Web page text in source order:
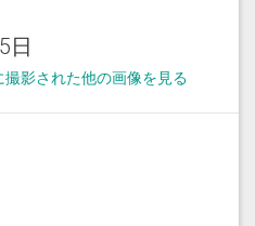
日
影された他の画像を見る